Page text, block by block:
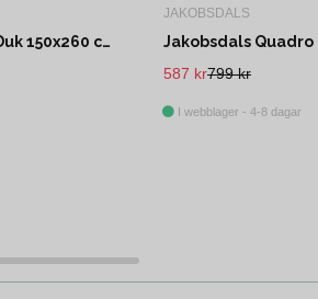
Jakobsdals Mirja Duk 150x260 cm Offwhite
JAKOBSDALS
799 kr
587 kr
I webblager - 4-8 dagar